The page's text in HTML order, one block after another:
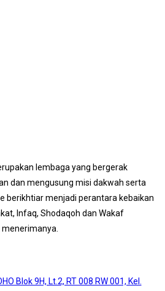
lembaga yang bergerak
dan mengusung misi dakwah serta
berikhtiar menjadi perantara kebaikan
Infaq, Shodaqoh dan Wakaf
Blok 9H, Lt.2, RT 008 RW 001, Kel.